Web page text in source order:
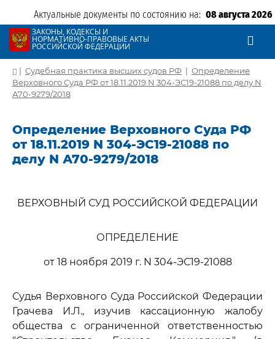
Актуальные документы по состоянию на: 08 августа 2026
ЗАКОНЫ, КОДЕКСЫ И
НОРМАТИВНО-ПРАВОВЫЕ АКТЫ
РОССИЙСКОЙ ФЕДЕРАЦИИ
| Судебная практика высших судов РФ | Определение
Верховного Суда РФ от 18.11.2019 N 304-ЭС19-21088 по делу N
А70-9279/2018
Определение Верховного Суда РФ
от 18.11.2019 N 304-ЭС19-21088 по
делу N А70-9279/2018
ВЕРХОВНЫЙ СУД РОССИЙСКОЙ ФЕДЕРАЦИИ
ОПРЕДЕЛЕНИЕ
от 18 ноября 2019 г. N 304-ЭС19-21088
Судья Верховного Суда Российской Федерации
Грачева И.Л., изучив кассационную жалобу
общества с ограниченной ответственностью